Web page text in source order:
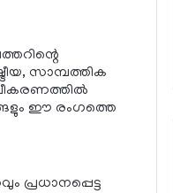
സാമ്പത്തിക
ഈ രംഗത്തെ
പ്രധാനപ്പെട്ട